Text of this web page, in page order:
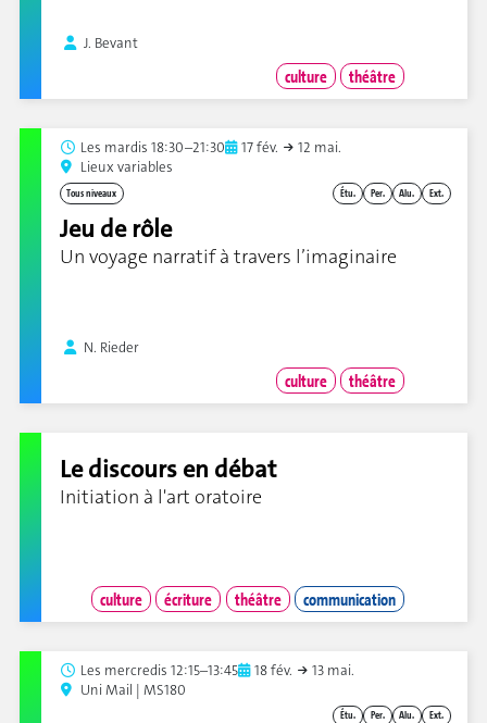
J. Bevant
culture théâtre
Les mardis 18:30–21:30 17 fév.
12 mai.
Lieux variables
Étu. Per. Alu. Ext.
Tous niveaux
Jeu de rôle
Un voyage narratif à travers l’imaginaire
N. Rieder
culture théâtre
Le discours en débat
Initiation à l'art oratoire
culture écriture théâtre communication
Les mercredis 12:15–13:45 18 fév.
13 mai.
Uni Mail | MS180
Étu. Per. Alu. Ext.